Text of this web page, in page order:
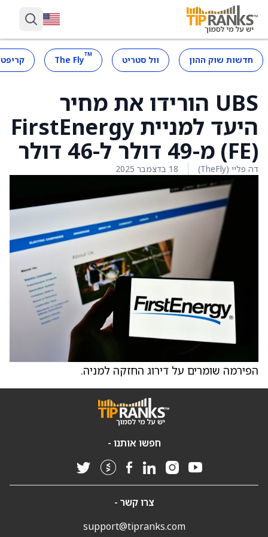
חדשות שוק ההון וול סטריט ™
The Fly
UBS הורידו את מחיר
היעד למניית FirstEnergy
(FE) מ-49 דולר ל-46 דולר
דה פליי (TheFly) 18 בדצמבר 2025
הפירמה שומרים על דירוג החזקה למניה.
חפשו אותנו -
צרו קשר -
support@tipranks.com